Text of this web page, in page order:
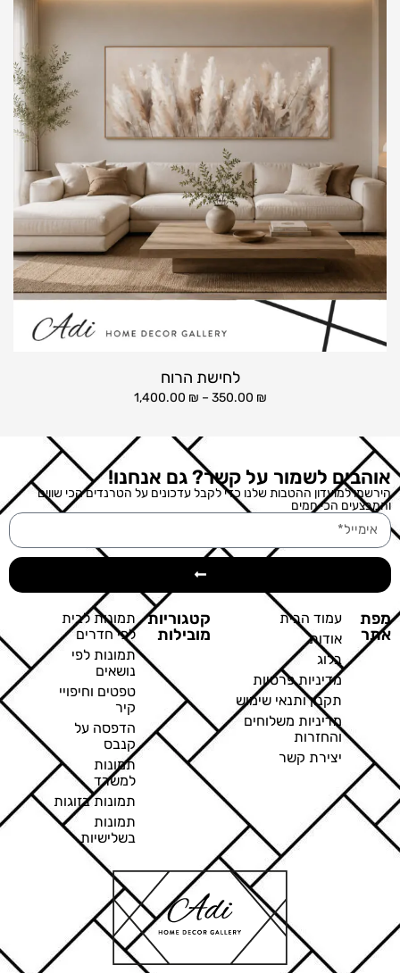
לחישת הרוח
350.00 ₪
–
1,400.00 ₪
אוהבים לשמור על קשר? גם אנחנו!
הירשמו למועדון ההטבות שלנו כדי לקבל עדכונים על הטרנדים הכי שווים
והמבצעים הכי חמים
מפת
אתר
עמוד הבית
אודות
בלוג
מדיניות פרטיות
תקנון ותנאי שימוש
מדיניות משלוחים
והחזרות
יצירת קשר
קטגוריות
מובילות
תמונות לבית
לפי חדרים
תמונות לפי
נושאים
טפטים וחיפויי
קיר
הדפסה על
קנבס
תמונות
למשרד
תמונות בזוגות
תמונות
בשלישיות